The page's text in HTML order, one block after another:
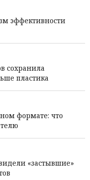
эффективности
сохранила
пластика
формате: что
«застывшие»